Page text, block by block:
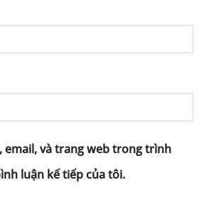
email, và trang web trong trình
luận kế tiếp của tôi.